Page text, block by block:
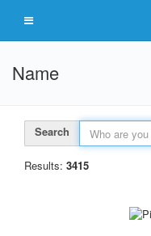
Name
Search
Results: 3415